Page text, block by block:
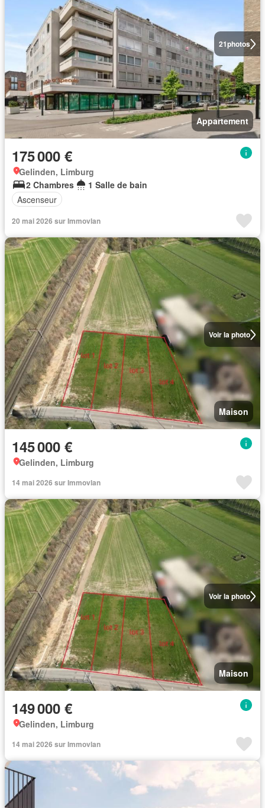
21photos
Appartement
175 000 €
Gelinden, Limburg
2 Chambres
1 Salle de bain
Ascenseur
20 mai 2026 sur Immovlan
Voir la photo
Maison
145 000 €
Gelinden, Limburg
14 mai 2026 sur Immovlan
Voir la photo
Maison
149 000 €
Gelinden, Limburg
14 mai 2026 sur Immovlan